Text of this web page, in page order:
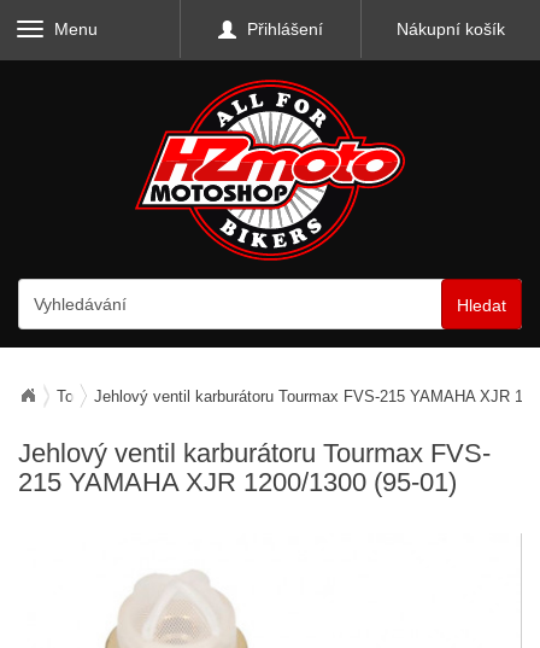
Menu Přihlášení Nákupní košík
Hledat
TourmaxJehlový ventil karburátoru Tourmax FVS-215 YAMAHA XJR
Jehlový ventil karburátoru Tourmax FVS-
215 YAMAHA XJR 1200/1300 (95-01)